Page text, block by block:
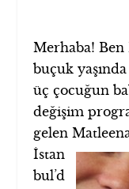
Merhaba!
buçuk
üç çocuğun
değişim
gelen
İstan
bul’d